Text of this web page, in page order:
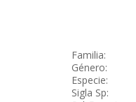
Familia:
Género:
Especie:
Sigla Sp: